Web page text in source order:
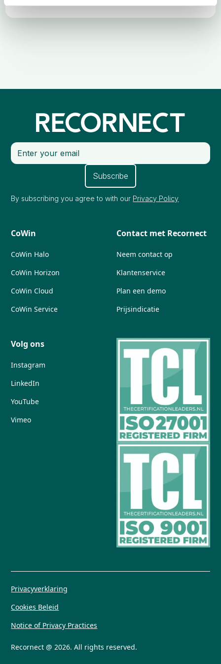
By subscribing you agree to with our Privacy Policy
CoWin
CoWin Halo
CoWin Horizon
CoWin Cloud
CoWin Service
Contact met Recornect
Neem contact op
Klantenservice
Plan een demo
Prijsindicatie
Volg ons
Instagram
LinkedIn
YouTube
Vimeo
Recornect @ 2026. All rights reserved.
Privacyverklaring
Cookies Beleid
Notice of Privacy Practices